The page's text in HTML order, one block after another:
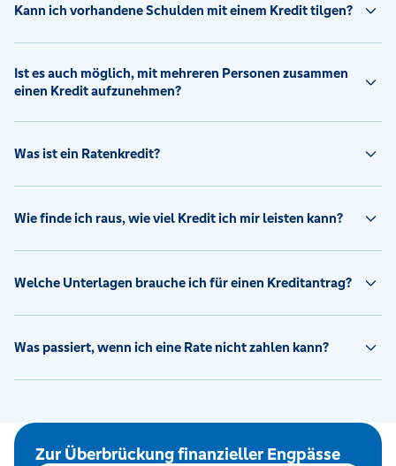
Kann ich vorhandene Schulden mit einem Kredit tilgen?
Ist es auch möglich, mit mehreren Personen zusammen
einen Kredit aufzunehmen?
Was ist ein Ratenkredit?
Wie finde ich raus, wie viel Kredit ich mir leisten kann?
Welche Unterlagen brauche ich für einen Kreditantrag?
Was passiert, wenn ich eine Rate nicht zahlen kann?
Zur Überbrückung finanzieller Engpässe